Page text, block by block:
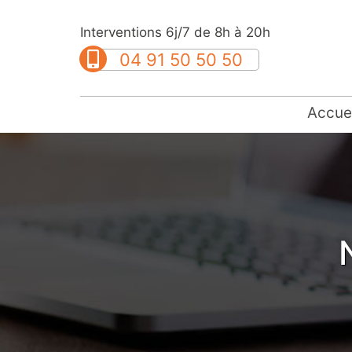
Interventions 6j/7 de 8h à 20h
04 91 50 50 50